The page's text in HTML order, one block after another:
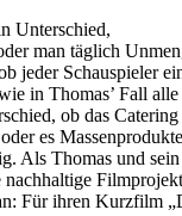
Unterschied,
man täglich
jeder Schauspieler
in Thomas’ Fall alle
ob das
es
Als Thomas und
nachhaltige
Für ihren Kurzfilm